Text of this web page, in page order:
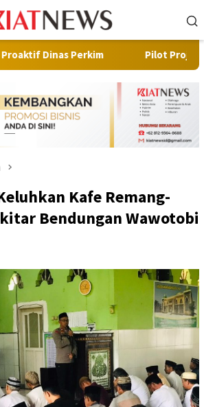
Pilot Project, Kementerian
Kafe Remang-
Bendungan Wawotobi